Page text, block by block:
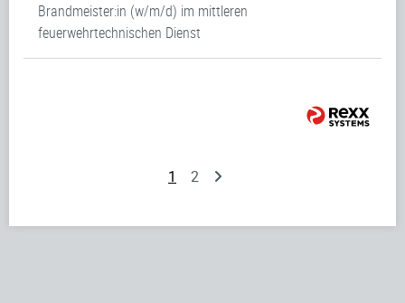
Brandmeister:in (w/m/d) im mittleren
feuerwehrtechnischen Dienst
1 2